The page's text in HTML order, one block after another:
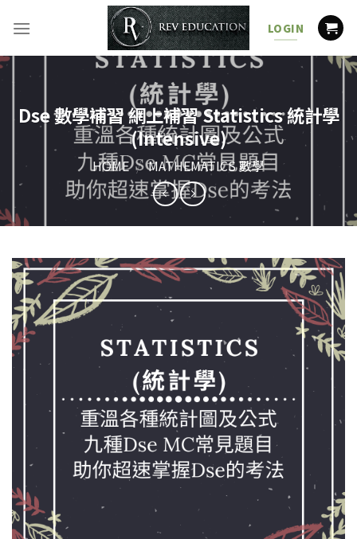
to
LOGIN
Dse 數學補習 網上補習 Statistics 統計學
(Intensive)
HOME / MATHEMATICS 數學